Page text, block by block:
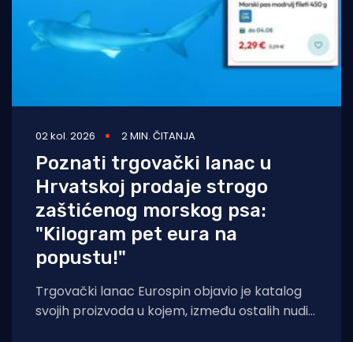
02 kol. 2026 2 MIN. ČITANJA
Poznati trgovački lanac u
Hrvatskoj prodaje strogo
zaštićenog morskog psa:
"Kilogram pet eura na
popustu!"
Trgovački lanac Eurospin objavio je katalog
svojih proizvoda u kojem, između ostalih nudi